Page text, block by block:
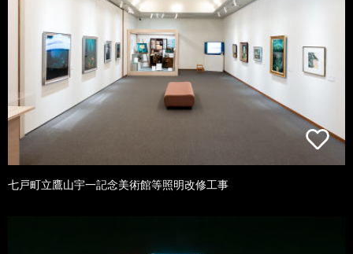
七戸町立鷹山宇一記念美術館等照明改修工事